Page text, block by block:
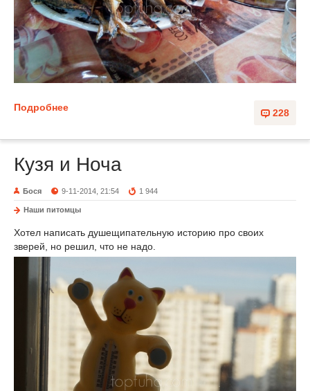
228
Подробнее
Кузя и Ноча
Бося 9-11-2014, 21:54 1 944
Наши питомцы
Хотел написать душещипательную историю про своих
зверей, но решил, что не надо.